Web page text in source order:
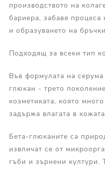
производството на
бариера, забавя процеса
и образуването на
Подходящ за всеки тип
Във формулата на
глюкан - трето
козметиката, която
задържа влагата в
Бета-глюканите са
извличат се от
гъби и зърнени култури.